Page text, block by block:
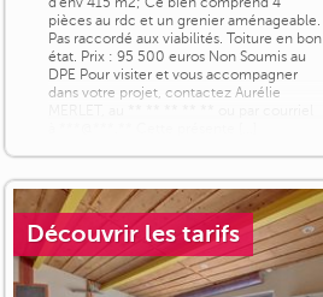
pièces au rdc et un grenier aménageable.
Pas raccordé aux viabilités. Toiture en bon
état. Prix : 95 500 euros Non Soumis au
DPE Pour visiter et vous accompagner
dans votre projet, contactez Aurélie
Découvrir les tarifs